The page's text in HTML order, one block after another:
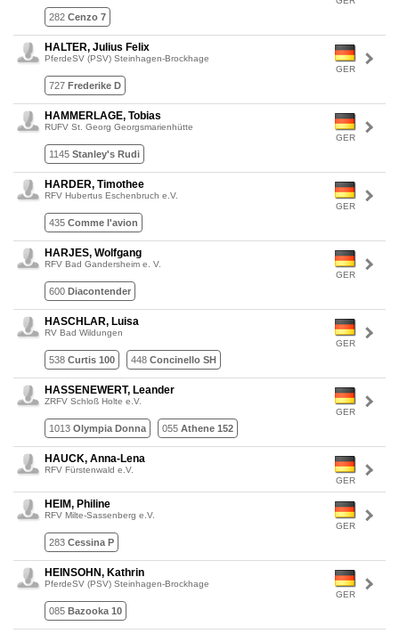
282 Cenzo 7
GER
HALTER, Julius Felix
PferdeSV (PSV) Steinhagen-Brockhage
727 Frederike D
GER
HAMMERLAGE, Tobias
RUFV St. Georg Georgsmarienhütte
1145 Stanley's Rudi
GER
HARDER, Timothee
RFV Hubertus Eschenbruch e.V.
435 Comme l'avion
GER
HARJES, Wolfgang
RFV Bad Gandersheim e. V.
600 Diacontender
GER
HASCHLAR, Luisa
RV Bad Wildungen
538 Curtis 100 448 Concinello SH
GER
HASSENEWERT, Leander
ZRFV Schloß Holte e.V.
1013 Olympia Donna 055 Athene 152
GER
HAUCK, Anna-Lena
RFV Fürstenwald e.V.
GER
HEIM, Philine
RFV Milte-Sassenberg e.V.
283 Cessina P
GER
HEINSOHN, Kathrin
PferdeSV (PSV) Steinhagen-Brockhage
085 Bazooka 10